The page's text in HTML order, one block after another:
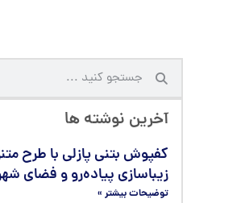
آخرین نوشته ها
کفپوش بتنی پازلی با طرح
زیباسازی پیاده‌رو و فضای
توضیحات بیشتر »